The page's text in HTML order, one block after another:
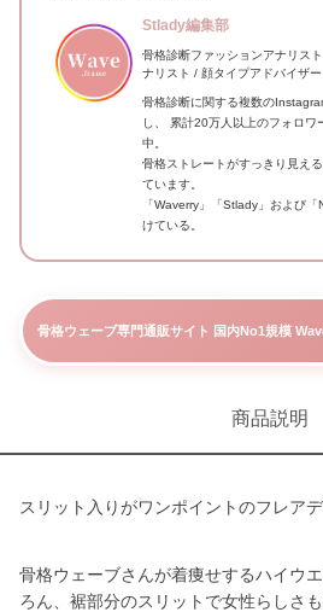
Stlady編集部
骨格診断ファッションアナリス
ナリスト / 顔タイプアドバイザー
骨格診断に関する複数の
し、 累計20万人以上のフォロワ
中。
骨格ストレートがすっきり見え
ています。
「Waverry」「Stlady」および
けている。
骨格ウェーブ専門通販サイト 国内No1規模
商品説明
スリット入りがワンポイントのフレアデ
骨格ウェーブさんが着痩せするハイウ
ろん、裾部分のスリットで女性らしさも